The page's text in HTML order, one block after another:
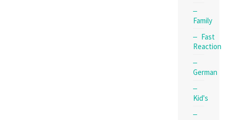
Family
Fast
Reaction
German
Kid's